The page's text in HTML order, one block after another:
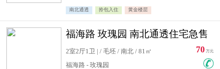
南北通透 拎包入住 黄金楼层
福海路 玫瑰园 南北通透住宅急售
2室2厅1卫 | / 毛坯 / 南北 / 81㎡
福海路 - 玫瑰园
70 万元